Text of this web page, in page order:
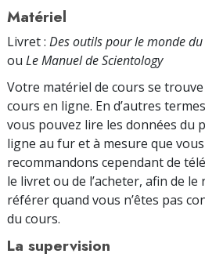
Matériel
Livret : Des outils pour le monde
ou Le Manuel de Scientology
Votre matériel de cours se
cours en ligne. En d’autres
vous pouvez lire les données du
ligne au fur et à mesure que
recommandons cependant de
le livret ou de l’acheter, afin de
référer quand vous n’êtes pas
du cours.
La supervision